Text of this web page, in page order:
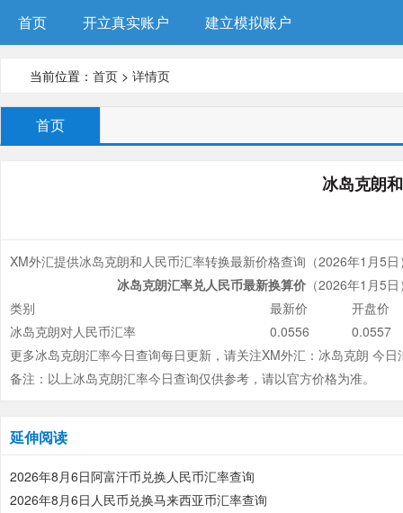
首页 开立真实账户 建立模拟账户
当前位置： 首页 > 详情页
首页
冰岛克朗
XM外汇提供冰岛克朗和人民币汇率转换最新价格查询（2026年1月5日
冰岛克朗汇率兑人民币最新换算价（2026年1月5日
类别
最新价
开盘价
冰岛克朗对人民币汇率
0.0556
0.0557
更多冰岛克朗汇率今日查询每日更新，请关注XM外汇：冰岛克朗 今日
备注：以上冰岛克朗汇率今日查询仅供参考，请以官方价格为准。
延伸阅读
2026年8月6日阿富汗币兑换人民币汇率查询
2026年8月6日人民币兑换马来西亚币汇率查询